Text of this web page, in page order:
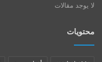
لا يوجد مقالات
محتويات